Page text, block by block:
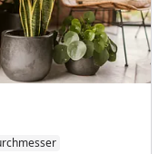
am Lager